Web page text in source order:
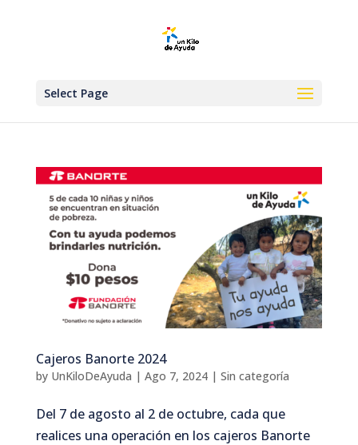
Select Page
Cajeros Banorte 2024
by UnKiloDeAyuda | Ago 7, 2024| Sin categoría
Del 7 de agosto al 2 de octubre, cada que
realices una operación en los cajeros Banorte